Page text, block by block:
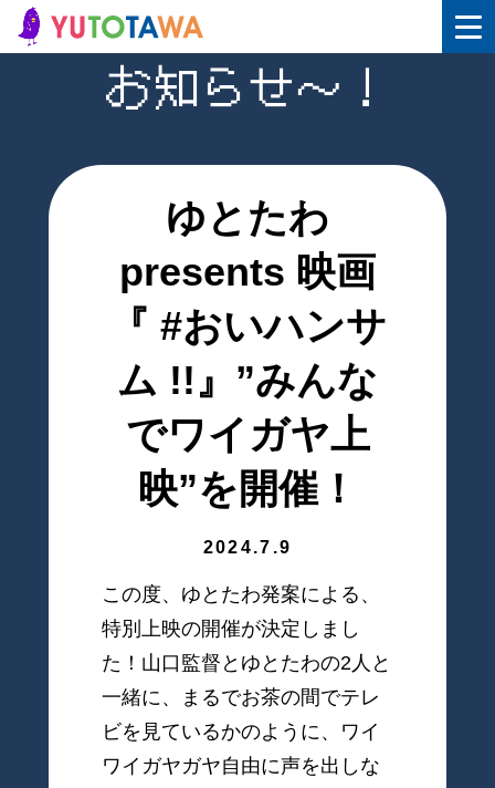
お知らせ〜！
ゆとたわ
presents 映画
『 #おいハンサ
ム !!』”みんな
でワイガヤ上
映”を開催！
2024.7.9
この度、ゆとたわ発案による、
特別上映の開催が決定しまし
た！山口監督とゆとたわの2人と
一緒に、まるでお茶の間でテレ
ビを見ているかのように、ワイ
ワイガヤガヤ自由に声を出しな